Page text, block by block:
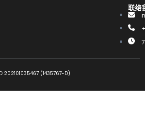
联络
202101035467 (1435767-D)